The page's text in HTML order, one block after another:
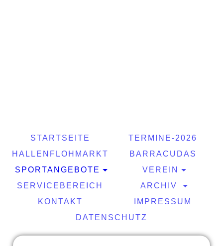
STARTSEITE
TERMINE-2026
HALLENFLOHMARKT
BARRACUDAS
SPORTANGEBOTE
VEREIN
SERVICEBEREICH
ARCHIV
KONTAKT
IMPRESSUM
DATENSCHUTZ